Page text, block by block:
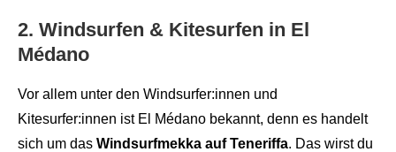
2. Windsurfen & Kitesurfen in El
Médano
Vor allem unter den Windsurfer:innen und
Kitesurfer:innen ist El Médano bekannt, denn es handelt
sich um das Windsurfmekka auf Teneriffa. Das wirst du